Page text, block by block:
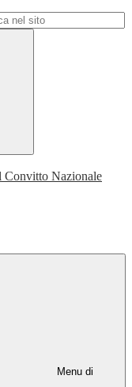
Convitto Nazionale
Menu di